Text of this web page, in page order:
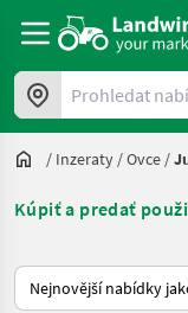
Prohledat nabídky
/ Inzeraty /Ovce /
Kúpiť a predať
Takto se řadí